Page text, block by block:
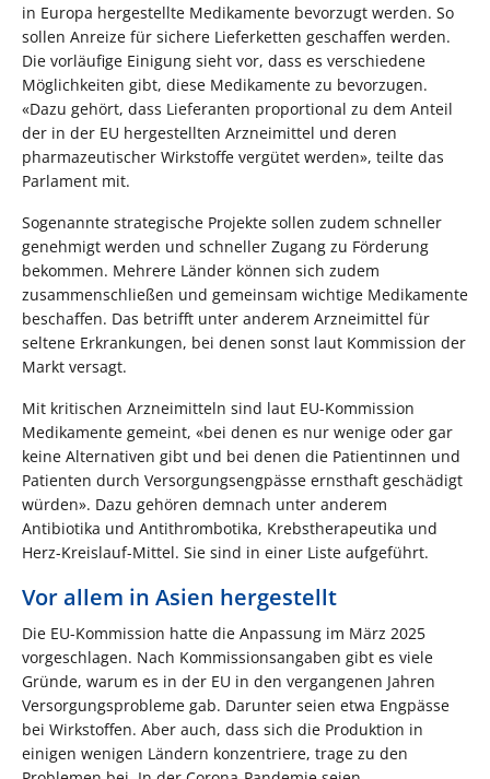
in Europa hergestellte Medikamente bevorzugt werden. So
sollen Anreize für sichere Lieferketten geschaffen werden.
Die vorläufige Einigung sieht vor, dass es verschiedene
Möglichkeiten gibt, diese Medikamente zu bevorzugen.
«Dazu gehört, dass Lieferanten proportional zu dem Anteil
der in der EU hergestellten Arzneimittel und deren
pharmazeutischer Wirkstoffe vergütet werden», teilte das
Parlament mit.
Sogenannte strategische Projekte sollen zudem schneller
genehmigt werden und schneller Zugang zu Förderung
bekommen. Mehrere Länder können sich zudem
zusammenschließen und gemeinsam wichtige Medikamente
beschaffen. Das betrifft unter anderem Arzneimittel für
seltene Erkrankungen, bei denen sonst laut Kommission der
Markt versagt.
Mit kritischen Arzneimitteln sind laut EU-Kommission
Medikamente gemeint, «bei denen es nur wenige oder gar
keine Alternativen gibt und bei denen die Patientinnen und
Patienten durch Versorgungsengpässe ernsthaft geschädigt
würden». Dazu gehören demnach unter anderem
Antibiotika und Antithrombotika, Krebstherapeutika und
Herz-Kreislauf-Mittel. Sie sind in einer Liste aufgeführt.
Vor allem in Asien hergestellt
Die EU-Kommission hatte die Anpassung im März 2025
vorgeschlagen. Nach Kommissionsangaben gibt es viele
Gründe, warum es in der EU in den vergangenen Jahren
Versorgungsprobleme gab. Darunter seien etwa Engpässe
bei Wirkstoffen. Aber auch, dass sich die Produktion in
einigen wenigen Ländern konzentriere, trage zu den